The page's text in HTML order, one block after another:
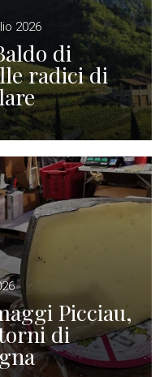
2026
di
radici di
Picciau,
di